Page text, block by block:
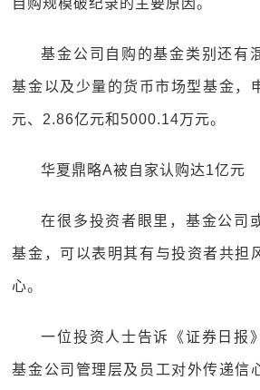
自购规模破纪录的主要原因。
基金公司自购的基金类别还有
基金以及少量的货币市场型基金，
元、2.86亿元和5000.14万元。
华夏鼎略A被自家认购达1亿元
在很多投资者眼里，基金公司
基金，可以表明其有与投资者共担
心。
一位投资人士告诉《证券日报
基金公司管理层及员工对外传递信